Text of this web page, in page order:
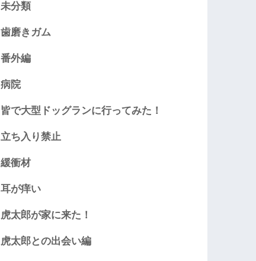
未分類
歯磨きガム
番外編
病院
皆で大型ドッグランに行ってみた！
立ち入り禁止
緩衝材
耳が痒い
虎太郎が家に来た！
虎太郎との出会い編